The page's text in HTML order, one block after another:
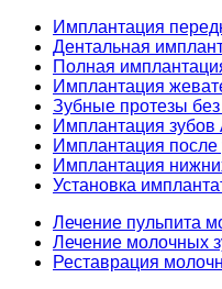
Имплантация
Дентальная
Полная
Имплантация
Зубные протезы
Имплантация зубов
Имплантация после
Имплантация
Установка
Лечение пульпита
Лечение молочных
Реставрация